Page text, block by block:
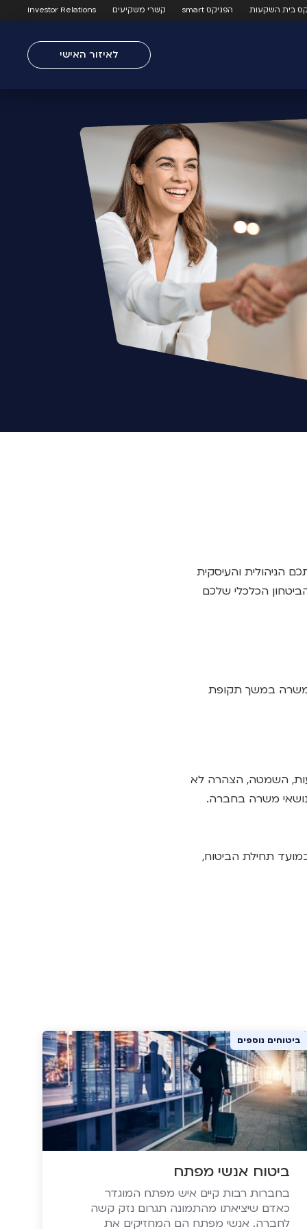
בית השקעות הפניקס smart קשרי משקיעים Investor Relations
לאיזור האישי
הניהולית והעיסקית
הכלכלי שלכם
משרה במשך תקופת
השמטה, הצהרה לא
משרה בחברה.
תחילת הביטוח,
ביטוחים נוספים
ביטוח אנשי מפתח
בחברות רבות קיים איש מפתח המוגדר
כאדם שיציאתו מהתמונה תגרום נזק קשה
לחברה. אנשי מפתח הם המחזיקים את